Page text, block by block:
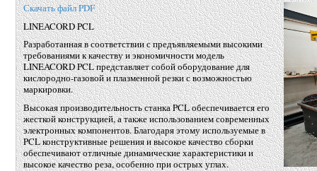
Скачать файл PDF
LINEACORD PCL
Разработанная в соответствии с предъявляемыми высокими
требованиями к качеству и экономичности модель
LINEACORD PCL представляет собой оборудование для
кислородно-газовой и плазменной резки с возможностью
маркировки.
Высокая производительность станка PCL обеспечивается его
жесткой конструкцией, а также использованием современных
электронных компонентов. Благодаря этому используемые в
PCL конструктивные решения и высокое качество сборки
обеспечивают отличные динамические характеристики и
высокое качество реза, особенно при острых углах.